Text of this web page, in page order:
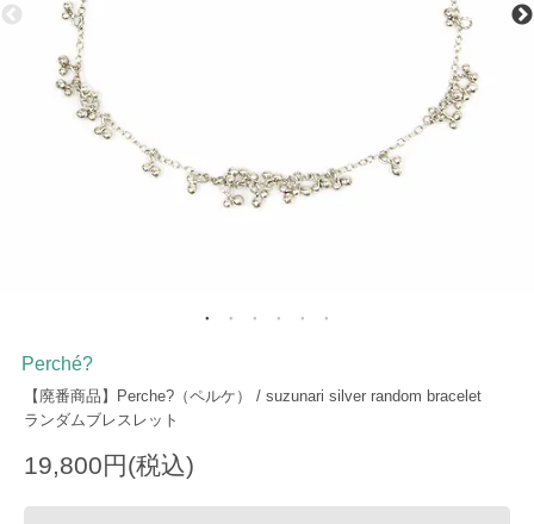
Perché?
【廃番商品】Perche?（ペルケ） / suzunari silver random bracelet
ランダムブレスレット
19,800円(税込)